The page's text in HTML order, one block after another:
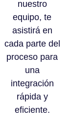
nuestro
equipo, te
asistirá en
cada parte del
proceso para
una
integración
rápida y
eficiente.